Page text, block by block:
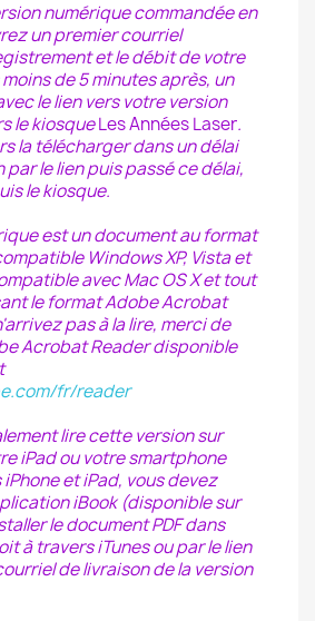
numérique commandée en
un premier courriel
et le débit de votre
de 5 minutes après, un
le lien vers votre version
le kiosqueLes Années Laser.
la télécharger dans un délai
par le lien puis passé ce délai,
le kiosque.
est un document au format
Windows XP, Vista et
avec Mac OS X et tout
le format Adobe Acrobat
pas à la lire, merci de
Acrobat Reader disponible
fr/reader
lire cette version sur
iPad ou votre smartphone
et iPad, vous devez
iBook (disponible sur
le document PDF dans
à travers iTunes ou par le lien
de livraison de la version